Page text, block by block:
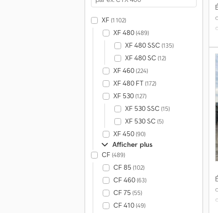
XF (1 102)
XF 480(489)
XF 480 SSC (135)
XF 480 SC (12)
XF 460(224)
XF 480 FT(172)
XF 530(127)
XF 530 SSC (15)
XF 530 SC (5)
XF 450(90)
Afficher plus
CF (489)
CF 85 (102)
CF 460(63)
CF 75 (55)
CF 410(49)